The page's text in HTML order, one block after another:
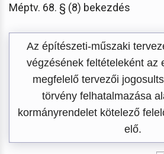
Méptv. 68. § (8) bekezdés
Az építészeti-műszaki
végzésének feltételeként az
megfelelő tervezői
törvény felhatalmazása
kormányrendelet kötelező
elő.